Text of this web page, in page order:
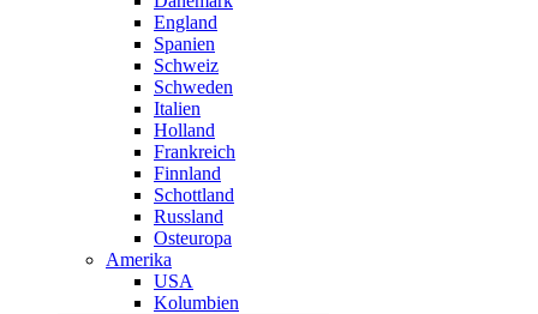
England
Spanien
Schweiz
Schweden
Italien
Holland
Frankreich
Finnland
Schottland
Russland
Osteuropa
Amerika
USA
Kolumbien